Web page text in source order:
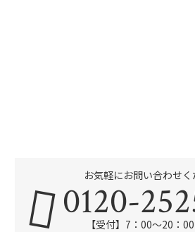
お気軽にお問い合わせく
0120-
【受付】7：00～20：